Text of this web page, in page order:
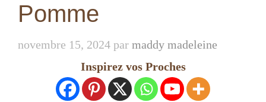
Pomme
novembre 15, 2024 par maddy madeleine
Inspirez vos Proches